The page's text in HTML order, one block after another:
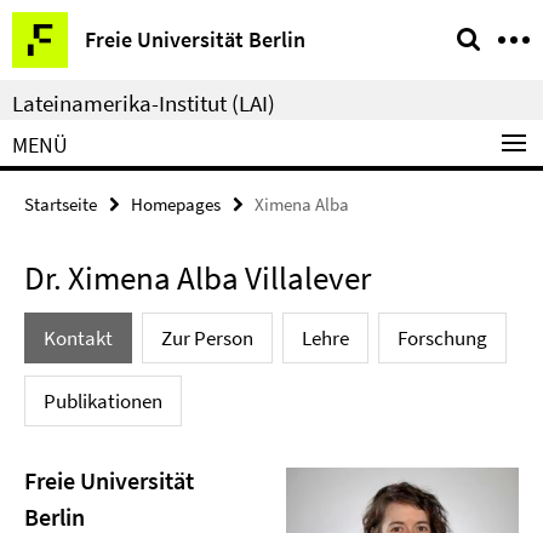
Springe
direkt
zu
Inhalt
Freie Universität Berlin
Service-
Navigation
Lateinamerika-Institut (LAI)
MENÜ
Startseite Homepages Ximena Alba
Dr. Ximena Alba Villalever
Kontakt Zur Person Lehre Forschung
Publikationen
Freie Universität
Berlin